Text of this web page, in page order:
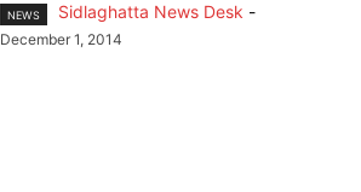
NEWS Sidlaghatta News Desk -
December 1, 2014